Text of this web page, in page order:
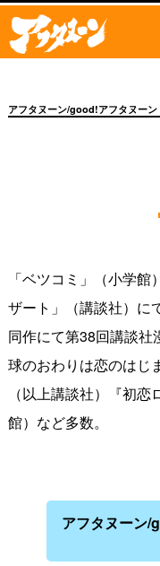
アフタヌーン/good!アフタヌーン
「ベツコミ」（小学
ザート」（講談社）に
同作にて第38回講談社
球のおわりは恋のはじ
（以上講談社）『初
館）など多数。
アフタヌーン/